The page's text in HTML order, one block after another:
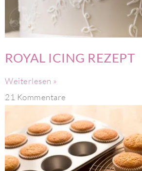
ROYAL ICING REZEPT
Weiterlesen »
21 Kommentare